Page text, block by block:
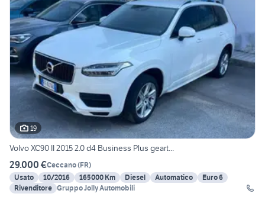
19
Volvo XC90 II 2015 2.0 d4 Business Plus geart...
29.000 €Ceccano(FR)
Usato
10/2016 165000 Km Diesel Automatico
Euro 6
Rivenditore Gruppo Jolly Automobili